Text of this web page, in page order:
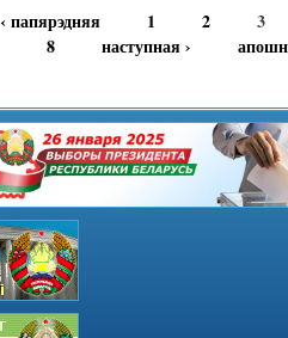
‹ папярэдняя 1 2
3
8
наступная ›